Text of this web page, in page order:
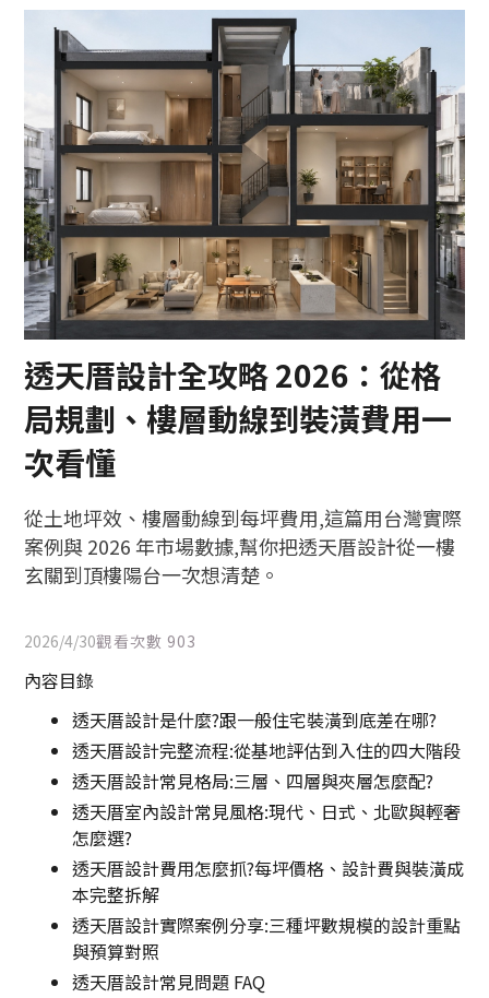
透天厝設計全攻略 2026：從格
局規劃、樓層動線到裝潢費用一
次看懂
從土地坪效、樓層動線到每坪費用,這篇用台灣實際
案例與 2026 年市場數據,幫你把透天厝設計從一樓
玄關到頂樓陽台一次想清楚。
2026/4/30觀看次數 903
內容目錄
透天厝設計是什麼?跟一般住宅裝潢到底差在哪?
透天厝設計完整流程:從基地評估到入住的四大階段
透天厝設計常見格局:三層、四層與夾層怎麼配?
透天厝室內設計常見風格:現代、日式、北歐與輕奢
怎麼選?
透天厝設計費用怎麼抓?每坪價格、設計費與裝潢成
本完整拆解
透天厝設計實際案例分享:三種坪數規模的設計重點
與預算對照
透天厝設計常見問題 FAQ